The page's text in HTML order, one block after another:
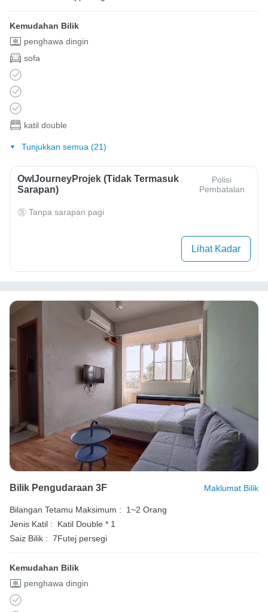
Kemudahan Bilik
penghawa dingin
sofa
katil double
Tunjukkan semua (21)
OwlJourneyProjek (Tidak Termasuk
Sarapan)
Polisi
Pembatalan
Tanpa sarapan pagi
Lihat Kadar
Bilik Pengudaraan 3F Maklumat Bilik
Bilangan Tetamu Maksimum :
1~2 Orang
Jenis Katil :
Katil Double * 1
Saiz Bilik : 7Futej persegi
Kemudahan Bilik
penghawa dingin